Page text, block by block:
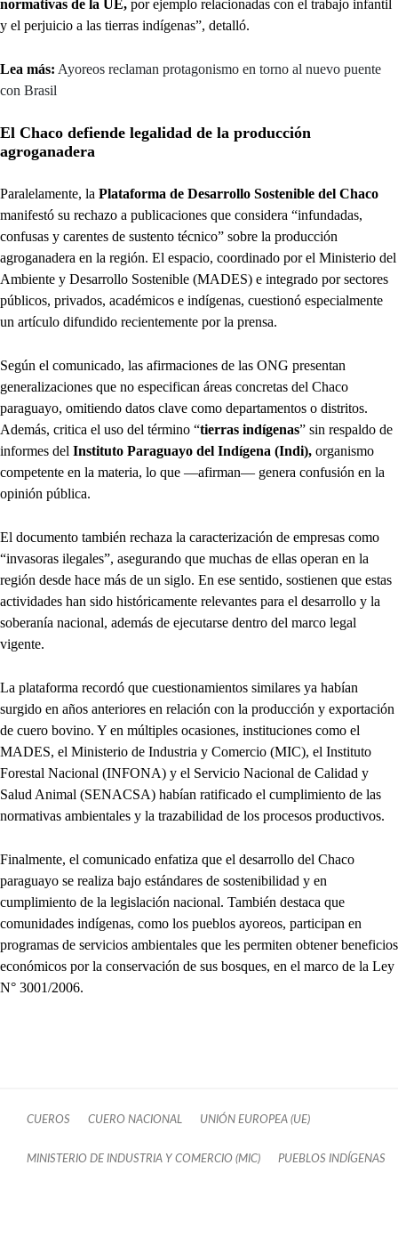
normativas de la UE, por ejemplo relacionadas con el trabajo infantil
y el perjuicio a las tierras indígenas”, detalló.
Lea más: Ayoreos reclaman protagonismo en torno al nuevo puente
con Brasil
El Chaco defiende legalidad de la producción
agroganadera
Paralelamente, la Plataforma de Desarrollo Sostenible del Chaco
manifestó su rechazo a publicaciones que considera “infundadas,
confusas y carentes de sustento técnico” sobre la producción
agroganadera en la región. El espacio, coordinado por el Ministerio del
Ambiente y Desarrollo Sostenible (MADES) e integrado por sectores
públicos, privados, académicos e indígenas, cuestionó especialmente
un artículo difundido recientemente por la prensa.
Según el comunicado, las afirmaciones de las ONG presentan
generalizaciones que no especifican áreas concretas del Chaco
paraguayo, omitiendo datos clave como departamentos o distritos.
Además, critica el uso del término “tierras indígenas” sin respaldo de
informes del Instituto Paraguayo del Indígena (Indi), organismo
competente en la materia, lo que —afirman— genera confusión en la
opinión pública.
El documento también rechaza la caracterización de empresas como
“invasoras ilegales”, asegurando que muchas de ellas operan en la
región desde hace más de un siglo. En ese sentido, sostienen que estas
actividades han sido históricamente relevantes para el desarrollo y la
soberanía nacional, además de ejecutarse dentro del marco legal
vigente.
La plataforma recordó que cuestionamientos similares ya habían
surgido en años anteriores en relación con la producción y exportación
de cuero bovino. Y en múltiples ocasiones, instituciones como el
MADES, el Ministerio de Industria y Comercio (MIC), el Instituto
Forestal Nacional (INFONA) y el Servicio Nacional de Calidad y
Salud Animal (SENACSA) habían ratificado el cumplimiento de las
normativas ambientales y la trazabilidad de los procesos productivos.
Finalmente, el comunicado enfatiza que el desarrollo del Chaco
paraguayo se realiza bajo estándares de sostenibilidad y en
cumplimiento de la legislación nacional. También destaca que
comunidades indígenas, como los pueblos ayoreos, participan en
programas de servicios ambientales que les permiten obtener beneficios
económicos por la conservación de sus bosques, en el marco de la Ley
N° 3001/2006.
CUEROS CUERO NACIONAL UNIÓN EUROPEA (UE)
MINISTERIO DE INDUSTRIA Y COMERCIO (MIC) PUEBLOS INDÍGENAS